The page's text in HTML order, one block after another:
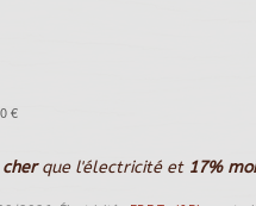
que l'électricité et 17%